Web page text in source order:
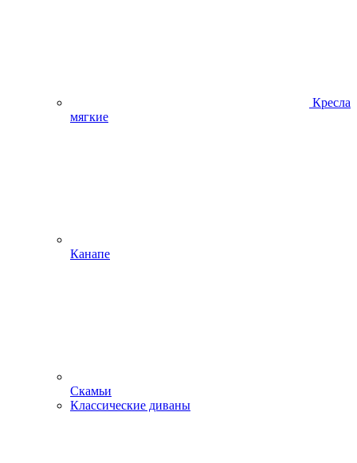
Кресла
мягкие
Канапе
Скамьи
Классические диваны